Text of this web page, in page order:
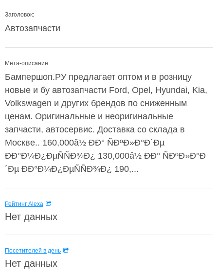
Заголовок:
Автозапчасти
Мета-описание:
Бампершоп.РУ предлагает оптом и в розницу
новые и бу автозапчасти Ford, Opel, Hyundai, Kia,
Volkswagen и других брендов по сниженным
ценам. Оригинальные и неоригинальные
запчасти, автосервис. Доставка со склада в
Москве.. 160,000â½ ÐÐ° ÑÐºÐ»Ð°Ð´Ðµ
ÐÐ°Ð¼Ð¿ÐµÑÑÐ¾Ð¿ 130,000â½ ÐÐ° ÑÐºÐ»Ð°Ð
´Ðµ ÐÐ°Ð¼Ð¿ÐµÑÑÐ¾Ð¿ 190,...
Рейтинг Alexa
Нет данных
Посетителей в день
Нет данных